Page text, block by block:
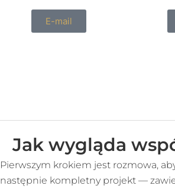
E-mail
Jak wygląda
Pierwszym krokiem jest rozmowa,
następnie kompletny projekt —